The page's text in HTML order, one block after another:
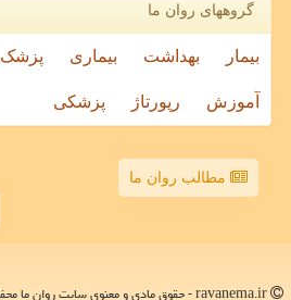
گروههای روان ما
بیمار بهداشت بیماری پزشک
آموزش رپورتاژ پزشکی
مطالب روان ما